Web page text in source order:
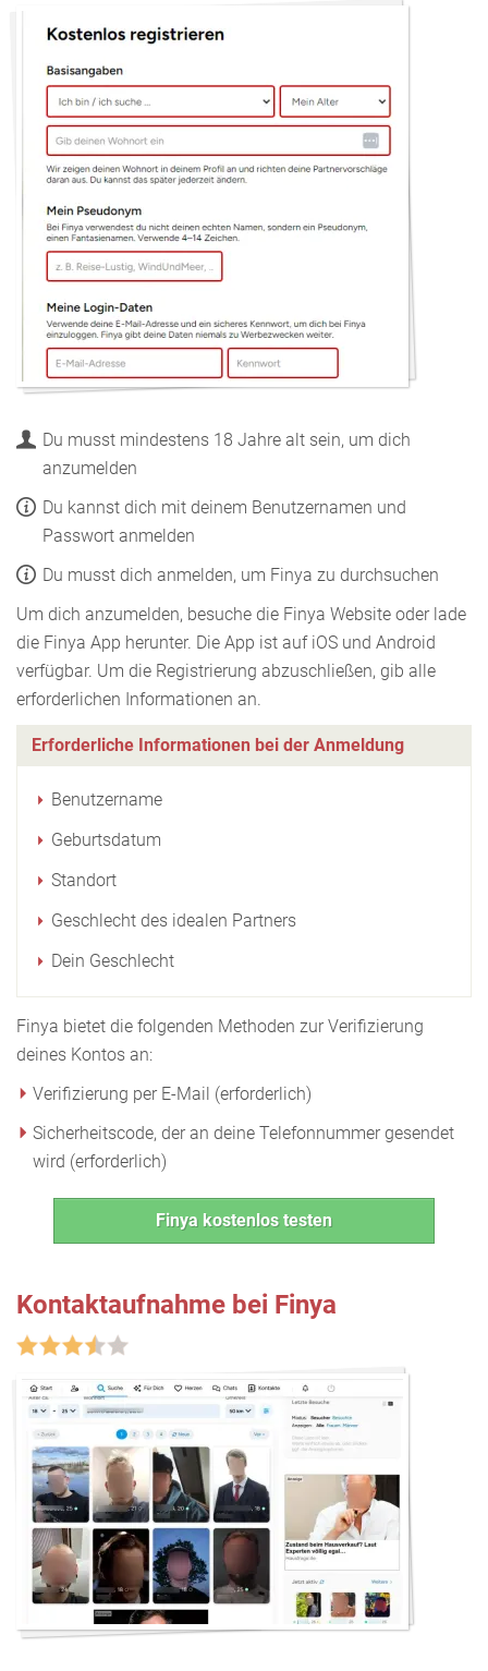
Du musst mindestens 18 Jahre alt sein, um dich
anzumelden
Du kannst dich mit deinem Benutzernamen und
Passwort anmelden
Du musst dich anmelden, um Finya zu durchsuchen
Um dich anzumelden, besuche die Finya Website oder lade
die Finya App herunter. Die App ist auf iOS und Android
verfügbar. Um die Registrierung abzuschließen, gib alle
erforderlichen Informationen an.
Erforderliche Informationen bei der Anmeldung
Benutzername
Geburtsdatum
Standort
Geschlecht des idealen Partners
Dein Geschlecht
Finya bietet die folgenden Methoden zur Verifizierung
deines Kontos an:
Verifizierung per E-Mail (erforderlich)
Sicherheitscode, der an deine Telefonnummer gesendet
wird (erforderlich)
Finya kostenlos testen
Kontaktaufnahme bei Finya